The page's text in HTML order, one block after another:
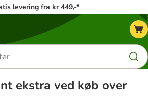
levering fra kr 449,-*
ekstra ved køb over